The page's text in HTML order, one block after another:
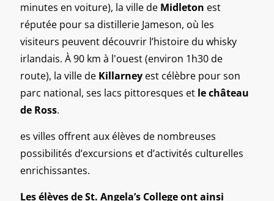
minutes en voiture), la ville de Midleton est
réputée pour sa distillerie Jameson, où les
visiteurs peuvent découvrir l’histoire du whisky
irlandais. À 90 km à l'ouest (environ 1h30 de
route), la ville de Killarney est célèbre pour son
parc national, ses lacs pittoresques et le château
de Ross.
es villes offrent aux élèves de nombreuses
possibilités d’excursions et d’activités culturelles
enrichissantes.
Les élèves de St. Angela’s College ont ainsi